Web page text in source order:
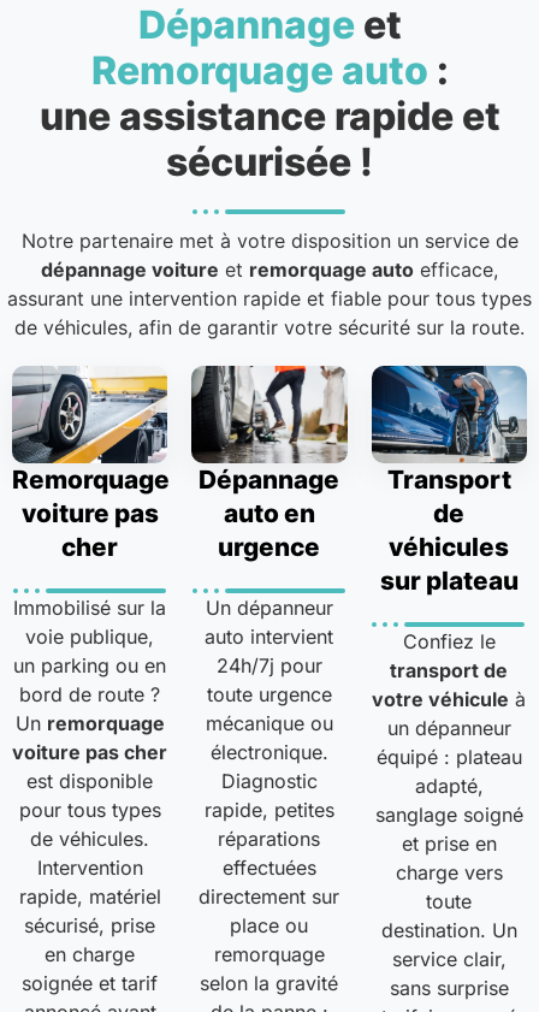
Dépannageet
Remorquage auto :
une assistance rapide et
sécurisée !
Notre partenaire met à votre disposition un service de
dépannage voiture et remorquage auto efficace,
assurant une intervention rapide et fiable pour tous types
de véhicules, afin de garantir votre sécurité sur la route.
Remorquage
voiture pas
cher
Immobilisé sur la
voie publique,
un parking ou en
bord de route ?
Un remorquage
voiture pas cher
est disponible
pour tous types
de véhicules.
Intervention
rapide, matériel
sécurisé, prise
en charge
soignée et tarif
Dépannage
auto en
urgence
Un dépanneur
auto intervient
24h/7j pour
toute urgence
mécanique ou
électronique.
Diagnostic
rapide, petites
réparations
effectuées
directement sur
place ou
remorquage
selon la gravité
Transport
de
véhicules
sur plateau
Confiez le
transport de
votre véhicule à
un dépanneur
équipé : plateau
adapté,
sanglage soigné
et prise en
charge vers
toute
destination. Un
service clair,
sans surprise